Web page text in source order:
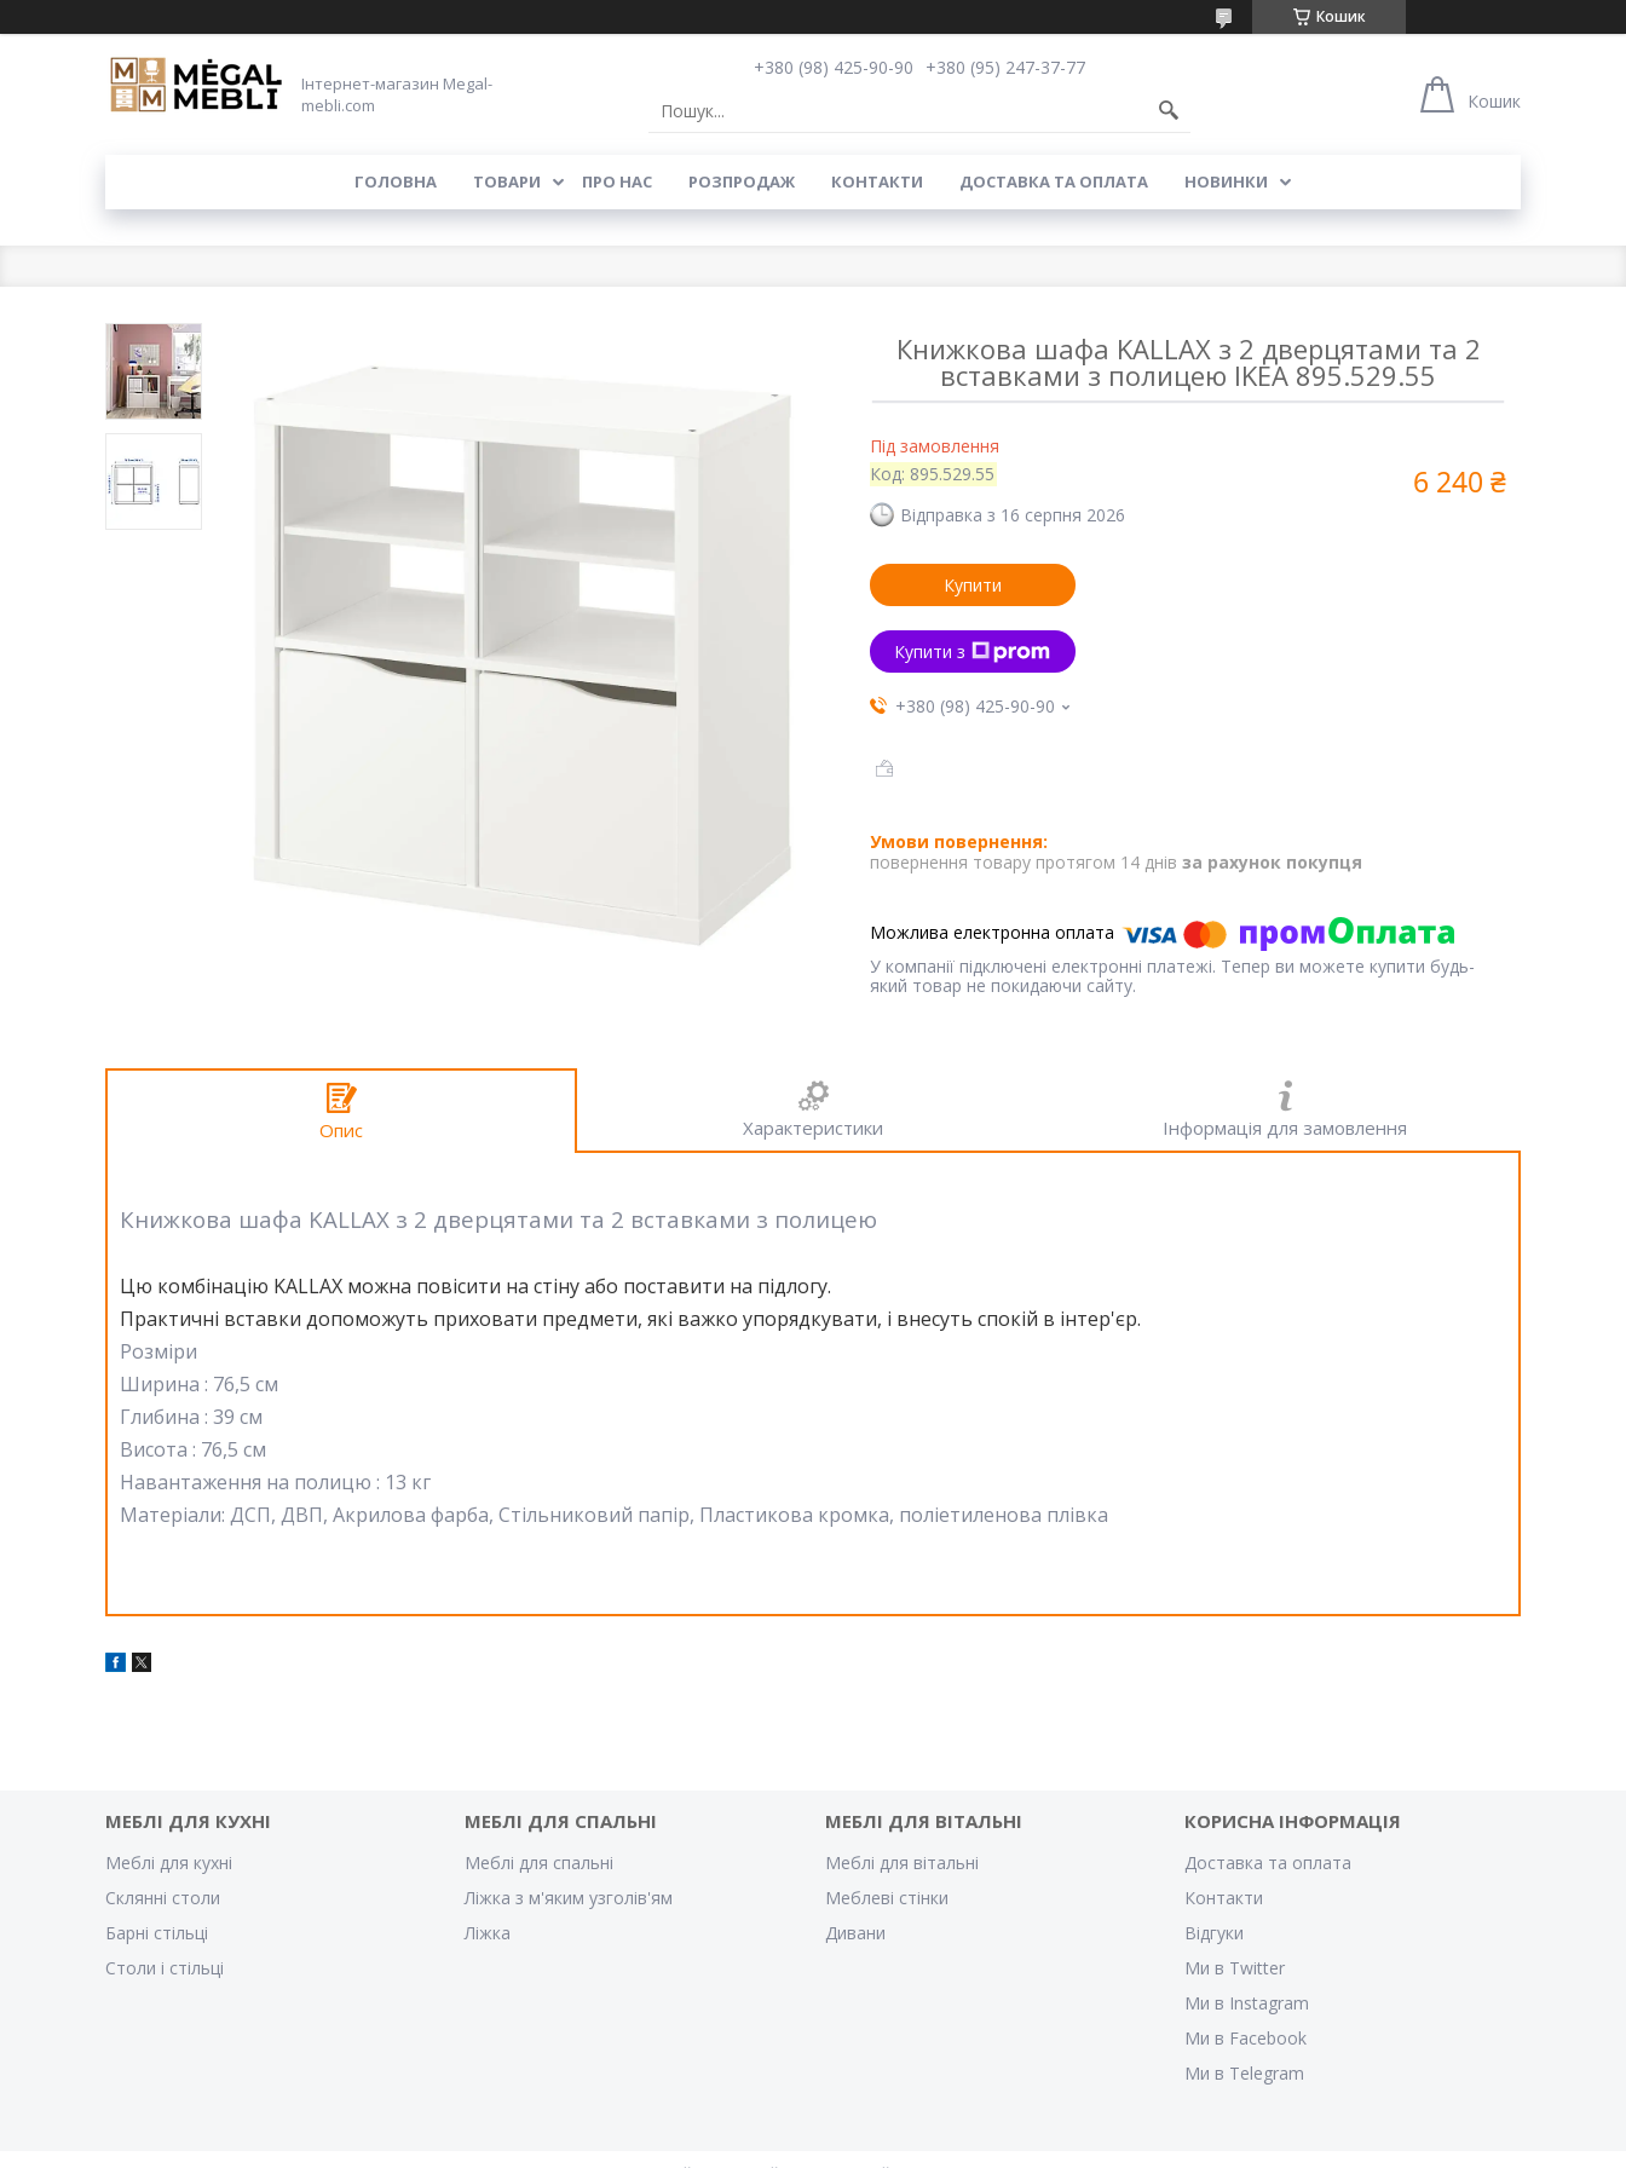
Кошик
Інтернет-магазин Megal-
mebli.com
+380 (98) 425-90-90
+380 (95) 247-37-77
Кошик
ГОЛОВНА ТОВАРИ ПРО НАС РОЗПРОДАЖ КОНТАКТИ ДОСТАВКА ТА ОПЛАТА НОВИНКИ
Книжкова шафа KALLAX з 2 дверцятами та 2
вставками з полицею IKEA 895.529.55
Під замовлення
Код: 895.529.55
Відправка з 16 серпня 2026
6 240 ₴
Купити
Купити з
+380 (98) 425-90-90
повернення товару протягом 14 днів за рахунок покупця
У компанії підключені електронні платежі. Тепер ви можете купити будь-
який товар не покидаючи сайту.
Опис Характеристики Інформація для замовлення
Книжкова шафа KALLAX з 2 дверцятами та 2 вставками з полицею
Цю комбінацію KALLAX можна повісити на стіну або поставити на підлогу.
Практичні вставки допоможуть приховати предмети, які важко упорядкувати, і внесуть спокій в інтер'єр.
Розміри
Ширина : 76,5 см
Глибина : 39 см
Висота : 76,5 см
Навантаження на полицю : 13 кг
Матеріали: ДСП, ДВП, Акрилова фарба, Стільниковий папір, Пластикова кромка, поліетиленова плівка
МЕБЛІ ДЛЯ КУХНІ
Меблі для кухні
Склянні столи
Барні стільці
Столи і стільці
МЕБЛІ ДЛЯ СПАЛЬНІ
Меблі для спальні
Ліжка з м'яким узголів'ям
Ліжка
МЕБЛІ ДЛЯ ВІТАЛЬНІ
Меблі для вітальні
Меблеві стінки
Дивани
КОРИСНА ІНФОРМАЦІЯ
Доставка та оплата
Контакти
Відгуки
Ми в Twitter
Ми в Instagram
Ми в Facebook
Ми в Telegram